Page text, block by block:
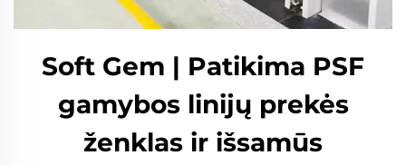
Soft Gem | Patikima PSF
gamybos linijų prekės
ženklas ir išsamūs